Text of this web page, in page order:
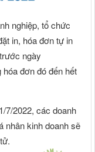
nghiệp, tổ chức
in, hóa đơn tự in
ngày
đơn đó đến hết
7/2022, các doanh
nhân kinh doanh sẽ